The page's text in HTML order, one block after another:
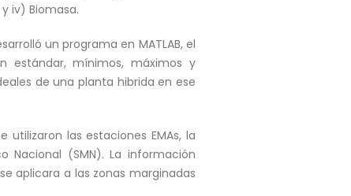
iv) Biomasa.
un programa en MATLAB, el
estándar, mínimos, máximos y
de una planta hibrida en ese
las estaciones EMAs, la
Nacional (SMN). La información
aplicara a las zonas marginadas